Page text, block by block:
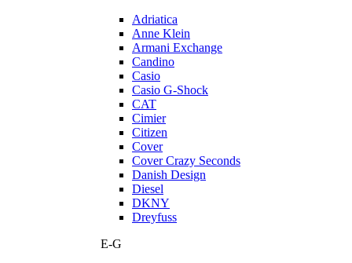
Adriatica
Anne Klein
Armani Exchange
Candino
Casio
Casio G-Shock
CAT
Cimier
Citizen
Cover
Cover Crazy Seconds
Danish Design
Diesel
DKNY
Dreyfuss
E-G